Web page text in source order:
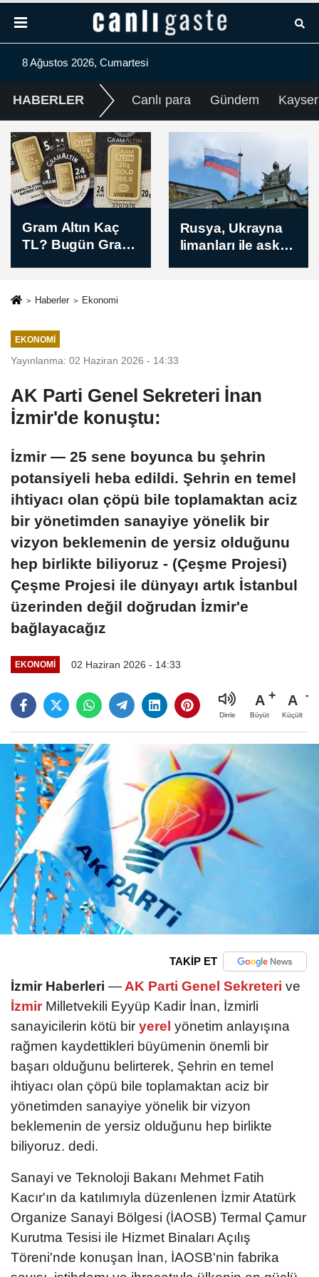
8 Ağustos 2026, Cumartesi
HABERLER Canlı para Gündem
Rusya, Ukrayna
limanları ile askeri
vurduğunu
Akşam saatlerine
kadar yaşanan
Haberler Ekonomi
EKONOMI
Yayınlanma: 02 Haziran 2026 - 14:33
AK Parti Genel Sekreteri İnan
İzmir'de konuştu:
İzmir — 25 sene boyunca bu şehrin
potansiyeli heba edildi. Şehrin en temel
ihtiyacı olan çöpü bile toplamaktan aciz
bir yönetimden sanayiye yönelik bir
vizyon beklemenin de yersiz olduğunu
hep birlikte biliyoruz - (Çeşme Projesi)
Çeşme Projesi ile dünyayı artık İstanbul
üzerinden değil doğrudan İzmir'e
bağlayacağız
EKONOMI 02 Haziran 2026 - 14:33
Dinle
A
Büyüt
A
Küçült
TAKİP ET
İzmir Haberleri — AK Parti Genel Sekreteri ve
İzmir Milletvekili Eyyüp Kadir İnan, İzmirli
sanayicilerin kötü bir yerel yönetim anlayışına
rağmen kaydettikleri büyümenin önemli bir
başarı olduğunu belirterek, Şehrin en temel
ihtiyacı olan çöpü bile toplamaktan aciz bir
yönetimden sanayiye yönelik bir vizyon
beklemenin de yersiz olduğunu hep birlikte
biliyoruz. dedi.
Sanayi ve Teknoloji Bakanı Mehmet Fatih
Kacır'ın da katılımıyla düzenlenen İzmir Atatürk
Organize Sanayi Bölgesi (İAOSB) Termal Çamur
Kurutma Tesisi ile Hizmet Binaları Açılış
Töreni'nde konuşan İnan, İAOSB'nin fabrika